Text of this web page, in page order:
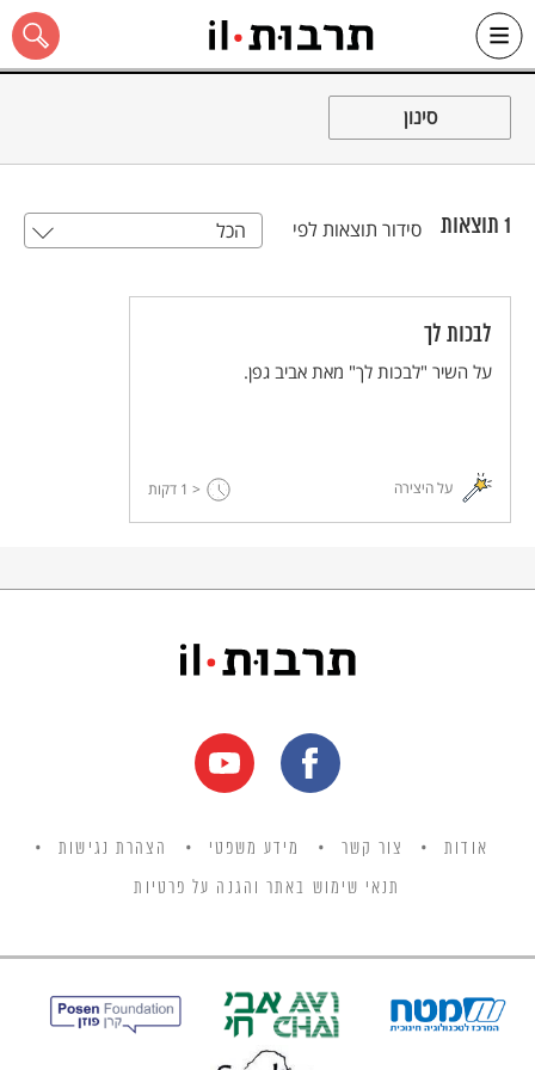
Skip
כל האתר
סינון
1 תוצאות סידור תוצאות לפי הכל
לבכות לך
על השיר "לבכות לך" מאת אביב גפן.
על היצירה < 1 דקות
אודות צור קשר מידע משפטי הצהרת נגישות
תנאי שימוש באתר והגנה על פרטיות